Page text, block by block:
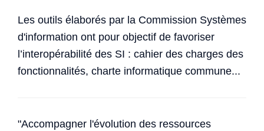
Les outils élaborés par la Commission Systèmes
d'information ont pour objectif de favoriser
l’interopérabilité des SI : cahier des charges des
fonctionnalités, charte informatique commune...
"Accompagner l'évolution des ressources